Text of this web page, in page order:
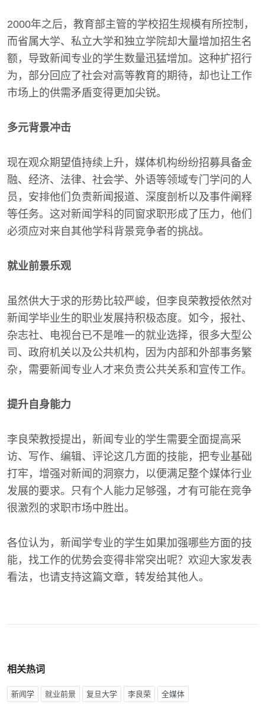
2000年之后，教育部主管的学校招生规模有所控制，
而省属大学、私立大学和独立学院却大量增加招生名
额，导致新闻专业的学生数量迅猛增加。这种扩招行
为，部分回应了社会对高等教育的期待，却也让工作
市场上的供需矛盾变得更加尖锐。
多元背景冲击
现在观众期望值持续上升，媒体机构纷纷招募具备金
融、经济、法律、社会学、外语等领域专门学问的人
员，安排他们负责新闻报道、深度剖析以及事件阐释
等任务。这对新闻学科的同窗求职形成了压力，他们
必须应对来自其他学科背景竞争者的挑战。
就业前景乐观
虽然供大于求的形势比较严峻，但李良荣教授依然对
新闻学毕业生的职业发展持积极态度。如今，报社、
杂志社、电视台已不是唯一的就业选择，很多大型公
司、政府机关以及公共机构，因为内部和外部事务繁
杂，需要新闻专业人才来负责公共关系和宣传工作。
提升自身能力
李良荣教授提出，新闻专业的学生需要全面提高采
访、写作、编辑、评论这几方面的技能，把专业基础
打牢，增强对新闻的洞察力，以便满足整个媒体行业
发展的要求。只有个人能力足够强，才有可能在竞争
很激烈的求职市场中胜出。
各位认为，新闻学专业的学生如果加强哪些方面的技
能，找工作的优势会变得非常突出呢？欢迎大家发表
看法，也请支持这篇文章，转发给其他人。
相关热词
新闻学 就业前景 复旦大学 李良荣 全媒体